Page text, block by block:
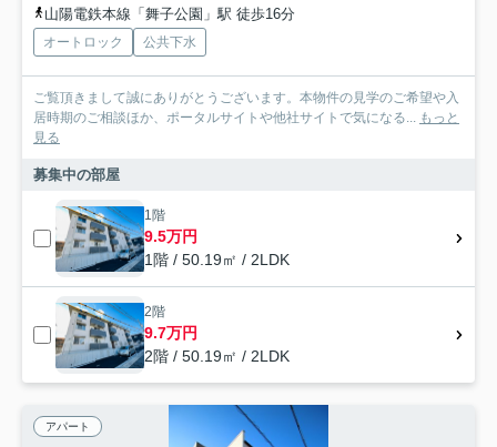
山陽電鉄本線「舞子公園」駅 徒歩16分
オートロック 公共下水
ご覧頂きまして誠にありがとうございます。本物件の見学のご希望や入
居時期のご相談ほか、ポータルサイトや他社サイトで気になる... もっと
見る
募集中の部屋
1階
9.5万円
1階 / 50.19㎡ / 2LDK
2階
9.7万円
2階 / 50.19㎡ / 2LDK
アパート